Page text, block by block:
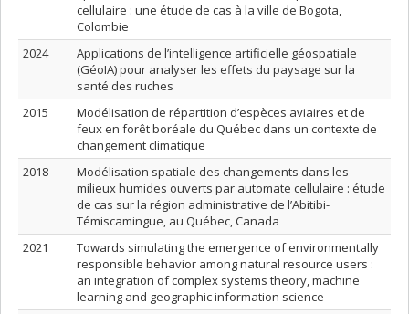
cellulaire : une étude de cas à la ville de Bogota,
Colombie
2024
Applications de l’intelligence artificielle géospatiale
(GéoIA) pour analyser les effets du paysage sur la
santé des ruches
2015
Modélisation de répartition d’espèces aviaires et de
feux en forêt boréale du Québec dans un contexte de
changement climatique
2018
Modélisation spatiale des changements dans les
milieux humides ouverts par automate cellulaire : étude
de cas sur la région administrative de l’Abitibi-
Témiscamingue, au Québec, Canada
2021
Towards simulating the emergence of environmentally
responsible behavior among natural resource users :
an integration of complex systems theory, machine
learning and geographic information science